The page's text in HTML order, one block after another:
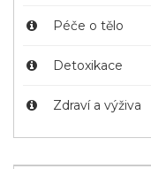
Péče o tělo
Detoxikace
Zdraví a výživa